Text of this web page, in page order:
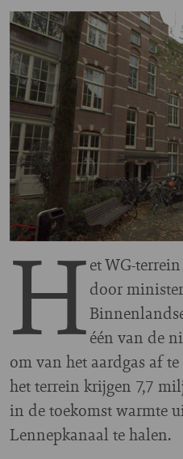
Image
Het WG-
door
één van de
om van het aardgas af
het terrein krijgen 7,7
in de toekomst warmte
Lennepkanaal te halen.